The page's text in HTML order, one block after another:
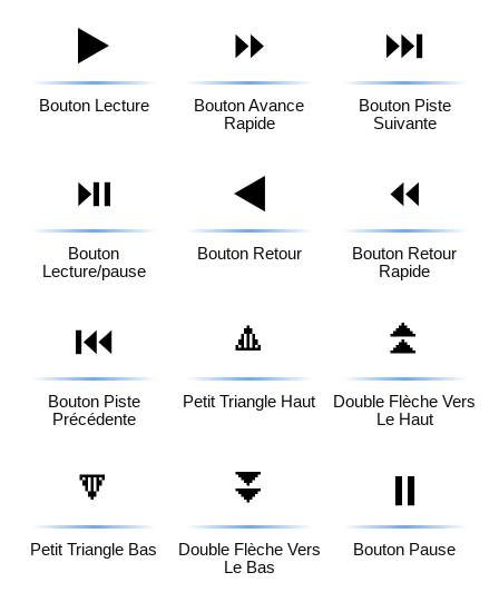
▶️
Bouton Lecture
⏩
Bouton Avance
Rapide
⏭️
Bouton Piste
Suivante
⏯️
Bouton
Lecture/pause
◀️
Bouton Retour
⏪
Bouton Retour
Rapide
⏮️
Bouton Piste
Précédente
🔼
Petit Triangle Haut
⏫
Double Flèche Vers
Le Haut
🔽
Petit Triangle Bas
⏬
Double Flèche Vers
Le Bas
⏸️
Bouton Pause